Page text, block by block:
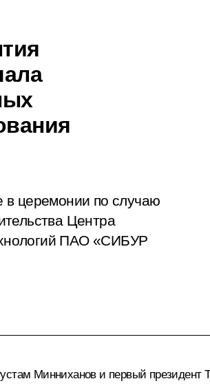
в церемонии по случаю
Центра
ПАО «СИБУР
Минниханови первый президент